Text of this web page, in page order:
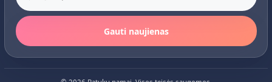
Gauti naujienas